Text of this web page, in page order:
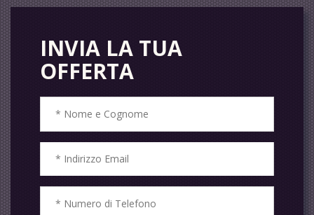
INVIA LA TUA
OFFERTA